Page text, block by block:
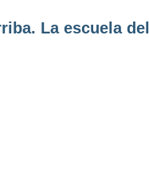
La escuela